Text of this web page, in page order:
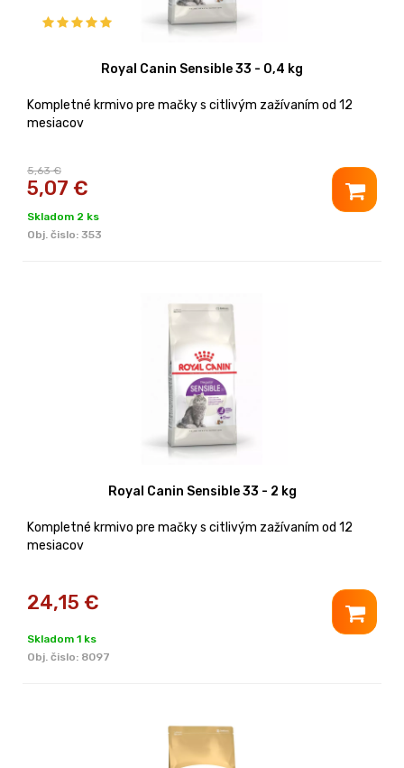
Royal Canin Sensible 33 - 0,4 kg
Kompletné krmivo pre mačky s citlivým zažívaním od 12
mesiacov
5,63 €
5,07 €
Skladom 2 ks
Obj. čislo: 353
Royal Canin Sensible 33 - 2 kg
Kompletné krmivo pre mačky s citlivým zažívaním od 12
mesiacov
24,15 €
Skladom 1 ks
Obj. čislo: 8097